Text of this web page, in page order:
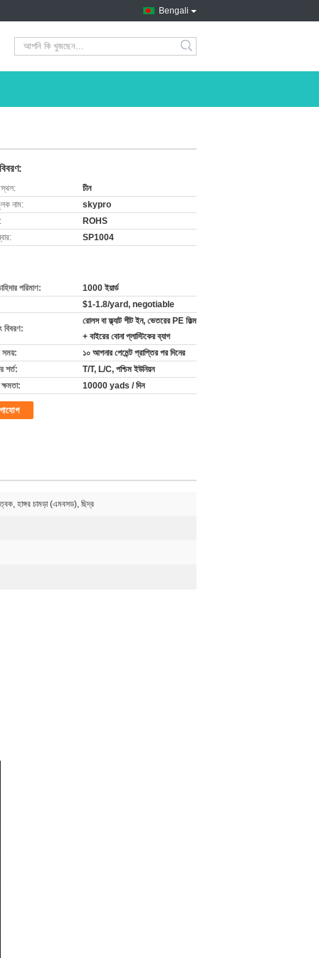
Bengali
search
স্থল:
চীন
নাম:
skypro
ROHS
SP1004
পরিমাণ:
1000 ইয়ার্ড
$1-1.8/yard, negotiable
বিবরণ:
রোলস বা ফ্ল্যাট শীট ইন, ভেতরের PE ফিল্ম
+ বাইরের বোনা প্লাস্টিকের ব্যাগ
সময়:
১০ আপনার পেমেন্ট প্রাপ্তির পর দিনের
শর্ত:
T/T, L/C, পশ্চিম ইউনিয়ন
10000 yads / দিন
হাঙ্গর চামড়া (এমবসড), ছিদ্র